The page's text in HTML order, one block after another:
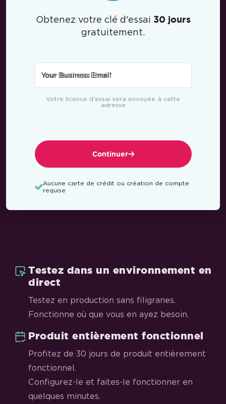
Obtenez votre clé d'essai 30 jours
gratuitement.
Your Business Email*
Votre licence d'essai sera envoyée à cette
adresse
Continuer
Aucune carte de crédit ou création de compte
requise
Testez dans un environnement en
direct
Testez en production sans filigranes.
Fonctionne où que vous en ayez besoin.
Produit entièrement fonctionnel
Profitez de 30 jours de produit entièrement
fonctionnel.
Configurez-le et faites-le fonctionner en
quelques minutes.